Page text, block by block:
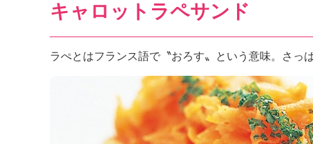
ピ
を
見
つ
け
よ
う
。
N
H
キャロットラペサンド
ラぺとはフランス語で〝おろす〟という意味。さっ